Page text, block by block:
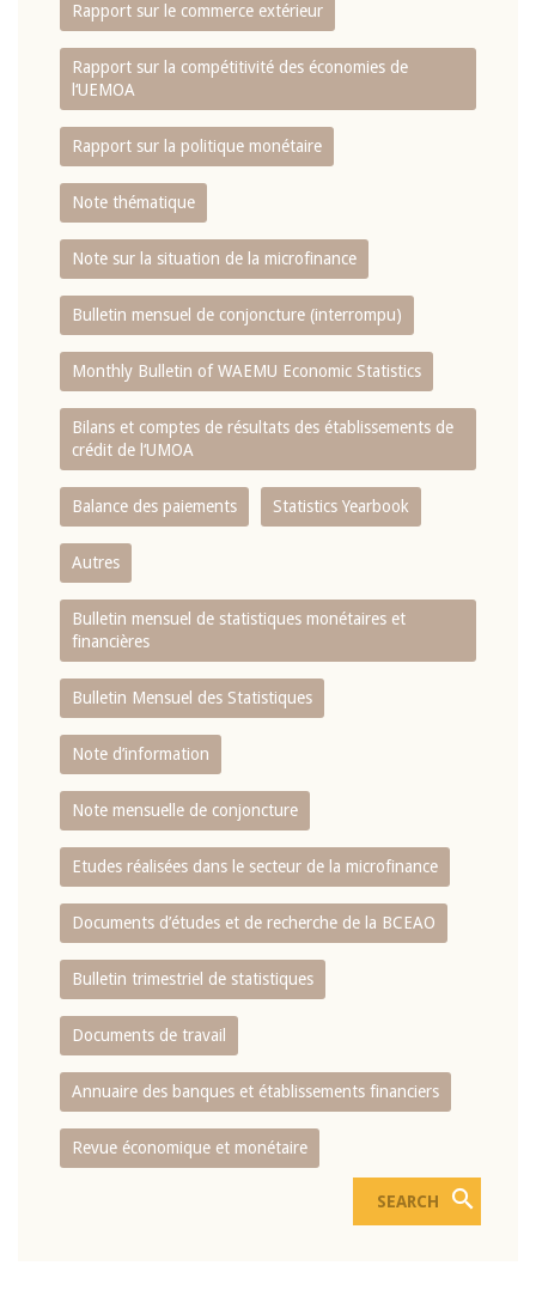
Rapport sur le commerce extérieur
Rapport sur la compétitivité des économies de
l‘UEMOA
Rapport sur la politique monétaire
Note thématique
Note sur la situation de la microfinance
Bulletin mensuel de conjoncture (interrompu)
Monthly Bulletin of WAEMU Economic Statistics
Bilans et comptes de résultats des établissements de
crédit de l‘UMOA
Balance des paiements Statistics Yearbook
Autres
Bulletin mensuel de statistiques monétaires et
financières
Bulletin Mensuel des Statistiques
Note d’information
Note mensuelle de conjoncture
Etudes réalisées dans le secteur de la microfinance
Documents d’études et de recherche de la BCEAO
Bulletin trimestriel de statistiques
Documents de travail
Annuaire des banques et établissements financiers
Revue économique et monétaire